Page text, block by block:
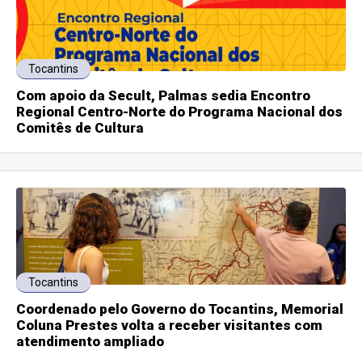
Tocantins
Com apoio da Secult, Palmas sedia Encontro
Regional Centro-Norte do Programa Nacional dos
Comitês de Cultura
Tocantins
Coordenado pelo Governo do Tocantins, Memorial
Coluna Prestes volta a receber visitantes com
atendimento ampliado